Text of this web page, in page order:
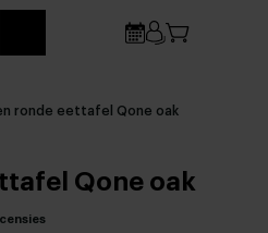
ronde eettafel Qone oak
Qone oak